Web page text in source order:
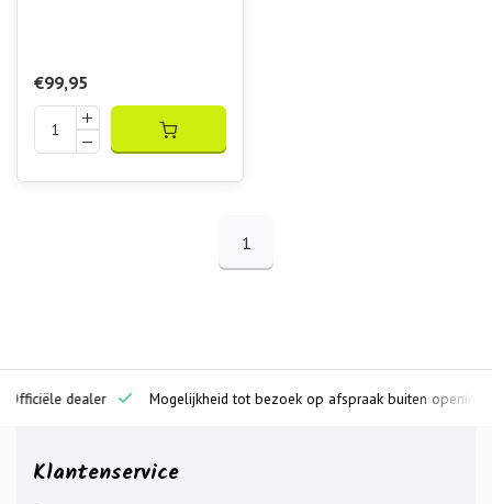
€99,95
1
dealer Mogelijkheid tot bezoek op afspraak buiten openingstijden
Klantenservice